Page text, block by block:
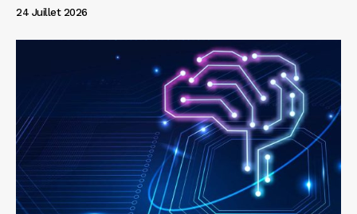
24 Juillet 2026